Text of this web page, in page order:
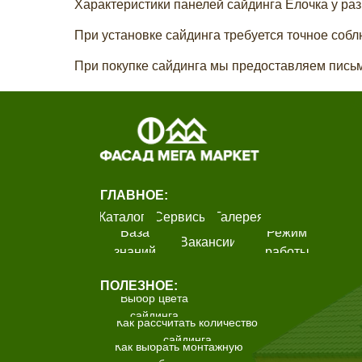
Узнать стоимость
Характеристики панелей сайдинга Ёлочка у
При установке сайдинга требуется точное
При покупке сайдинга мы предоставляем
Выбор цвета
сайдинга
Как выбрать монтажную
Как рассчитать количество
сайдинга
ПОЛЕЗНОЕ:
Каталог
Галерея
База
знаний
Сервисы
Вакансии
ГЛАВНОЕ:
Режим
работы